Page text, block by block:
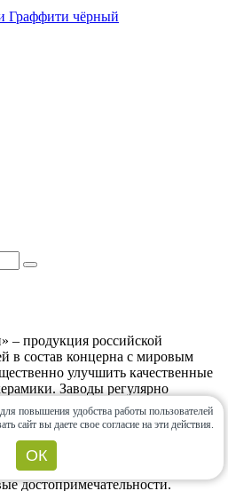
Граффити чёрный
– продукция российской
в состав концерна с мировым
улучшить качественные
Заводы регулярно
применяют новаторский
керамика производится на
доступнее по цене, чем
Марка первой в РФ начала
определенной тематике. В
достопримечательности.
для повышения удобства работы пользователей
сайт вы даете свое согласие на эти действия.
ОК